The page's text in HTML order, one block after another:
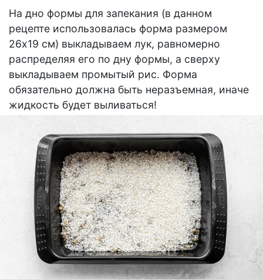
На дно формы для запекания (в данном
рецепте использовалась форма размером
26х19 см) выкладываем лук, равномерно
распределяя его по дну формы, а сверху
выкладываем промытый рис. Форма
обязательно должна быть неразъемная, иначе
жидкость будет выливаться!